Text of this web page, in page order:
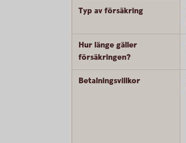
Typ av försäkring
Hur länge gäller
försäkringen?
Betalningsvillkor